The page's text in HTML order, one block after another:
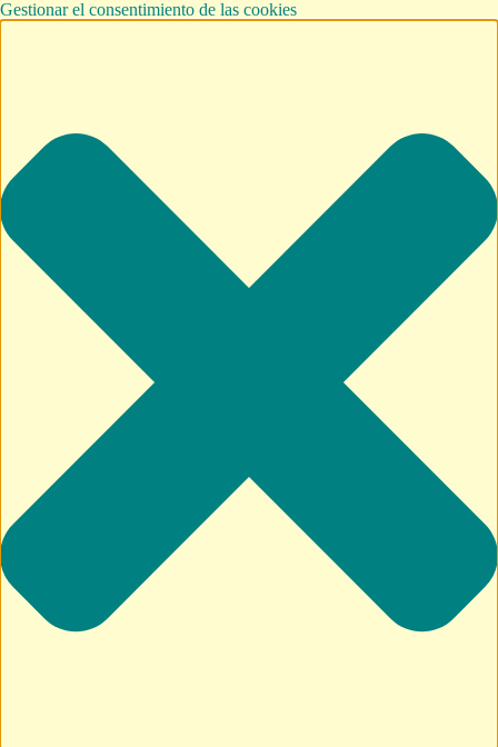
Gestionar el consentimiento de las cookies